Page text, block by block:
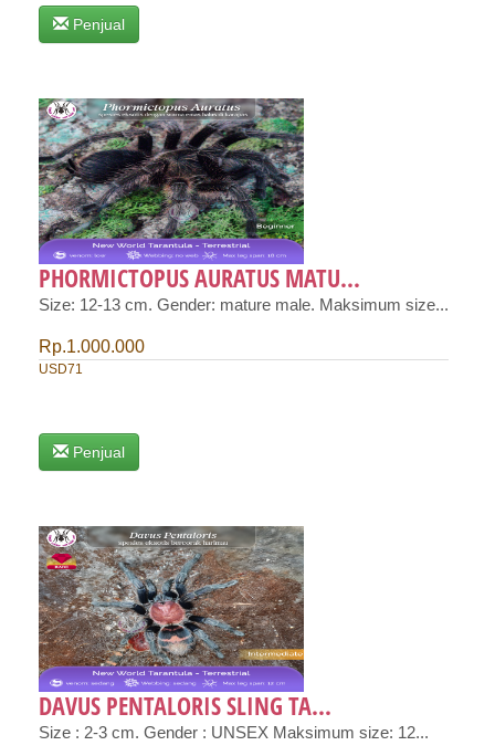
Penjual
PHORMICTOPUS AURATUS MATU...
Size: 12-13 cm. Gender: mature male. Maksimum size...
Rp.1.000.000
USD71
Penjual
DAVUS PENTALORIS SLING TA...
Size : 2-3 cm. Gender : UNSEX Maksimum size: 12...